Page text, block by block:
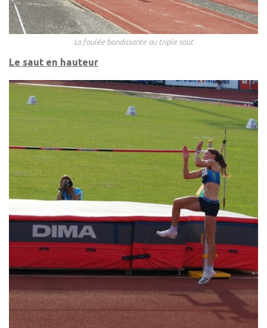
La foulée bondissante au triple saut
Le saut en hauteur